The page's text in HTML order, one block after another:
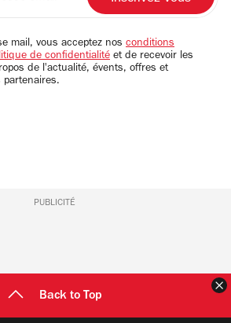
mail, vous acceptez nos conditions
de confidentialité et de recevoir les
de l'actualité, évents, offres et
partenaires.
PUBLICITÉ
Back to Top